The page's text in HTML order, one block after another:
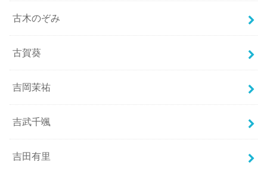
古木のぞみ
古賀葵
吉岡茉祐
吉武千颯
吉田有里